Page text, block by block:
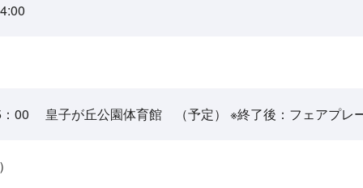
：00 皇子が丘公園体育館 （予定） ※終了後：フェアプレ